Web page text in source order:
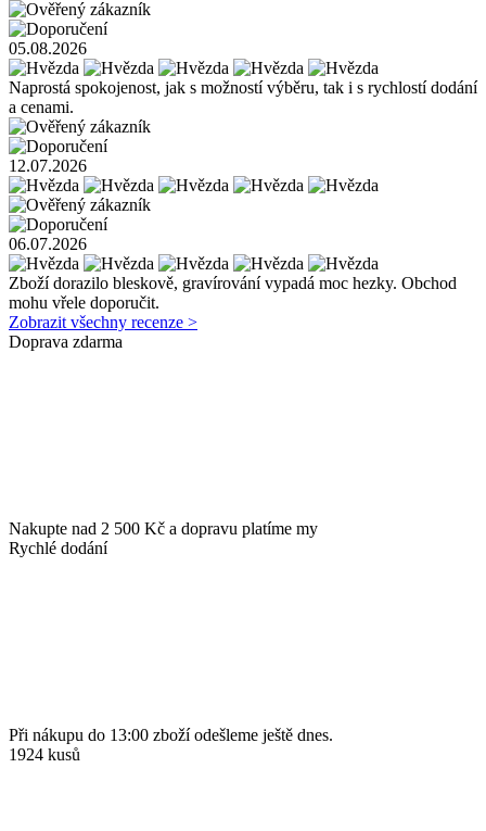
05.08.2026
Naprostá spokojenost, jak s možností výběru, tak i s rychlostí dodání
a cenami.
12.07.2026
06.07.2026
Zboží dorazilo bleskově, gravírování vypadá moc hezky. Obchod
mohu vřele doporučit.
Zobrazit všechny recenze >
Doprava zdarma
Nakupte nad 2 500 Kč a dopravu platíme my
Rychlé dodání
Při nákupu do 13:00 zboží odešleme ještě dnes.
1924 kusů